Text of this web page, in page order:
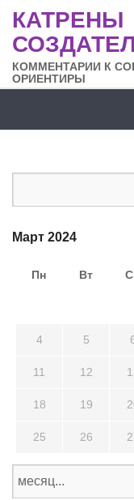
КАТРЕНЫ
КОММЕНТАРИИ К
ОРИЕНТИРЫ
Март 2024
Пн Вт
4 5
11 12
18 19
25 26